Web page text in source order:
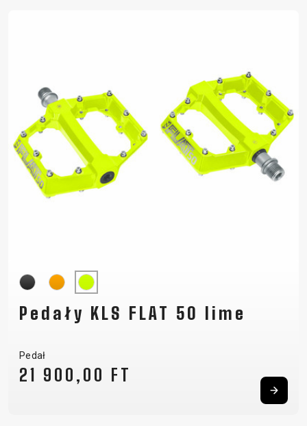
Pedały KLS FLAT 50 lime
Pedał
21 900,00 FT